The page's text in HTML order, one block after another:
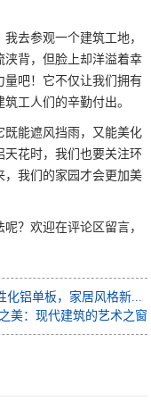
去参观一个建筑工地，
浃背，但脸上却洋溢着幸
量吧！它不仅让我们拥有
工人们的辛勤付出。
既能遮风挡雨，又能美化
花时，我们也要关注环
，我们的家园才会更加美
？欢迎在评论区留言，
化铝单板，家居风格新...
美：现代建筑的艺术之窗